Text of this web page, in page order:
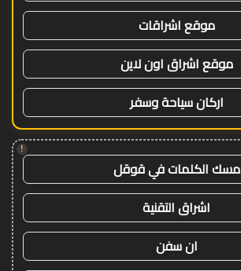
موقع اشراقات
موقع اشراق اون لاين
اركان سياحة وسفر
!
مسك الكلمات في قوقل
اشراق التقنية
ان سفن